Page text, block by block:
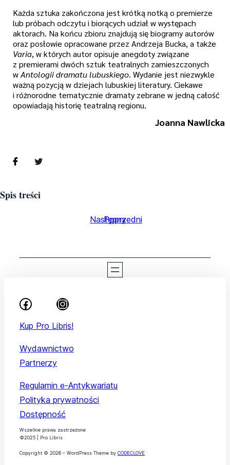
Każda sztuka zakończona jest krótką notką o premierze
lub próbach odczytu i biorących udział w występach
aktorach. Na końcu zbioru znajdują się biogramy autorów
oraz posłowie opracowane przez Andrzeja Bucka, a także
Varia, w których autor opisuje anegdoty związane
z premierami dwóch sztuk teatralnych zamieszczonych
wAntologii dramatu lubuskiego. Wydanie jest niezwykle
ważną pozycją w dziejach lubuskiej literatury. Ciekawe
i różnorodne tematycznie dramaty zebrane w jedną całość
opowiadają historię teatralną regionu.
Joanna Nawlicka
Spis treści
Poprzedni
Następny
Kup Pro Libris!
Wydawnictwo
Partnerzy
Regulamin e-Antykwariatu
Polityka prywatności
Dostępność
Wszelkie prawa zastrzeżone
©2025 | Pro Libris
Copyright © 2026 – WordPress Theme by CODECLOVE